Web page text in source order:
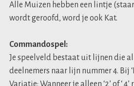
Alle Muizen hebben een lintje
wordt geroofd, word je ook Kat.
Commandospel:
Je speelveld bestaat uit lijnen die
deelnemers naar lijn nummer 4. Bij
Variatie: Wanneer je alleen ‘2’ of ‘